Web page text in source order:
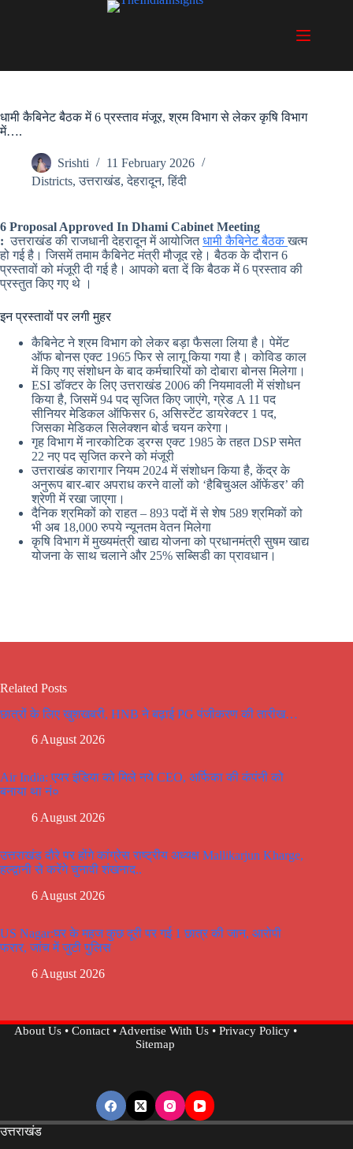
धामी कैबिनेट बैठक में 6 प्रस्ताव मंजूर, श्रम विभाग से लेकर कृषि विभाग
में….
Srishti
11 February 2026
Districts,उत्तराखंड,देहरादून,हिंदी
6 Proposal Approved In Dhami Cabinet Meeting
: उत्तराखंड की राजधानी देहरादून में आयोजितधामी कैबिनेट बैठकखत्म
हो गई है। जिसमें तमाम कैबिनेट मंत्री मौजूद रहे। बैठक के दौरान 6
प्रस्तावों को मंजूरी दी गई है। आपको बता दें कि बैठक में 6 प्रस्ताव की
प्रस्तुत किए गए थे ।
इन प्रस्तावों पर लगी मुहर
कैबिनेट ने श्रम विभाग को लेकर बड़ा फैसला लिया है। पेमेंट
ऑफ बोनस एक्ट 1965 फिर से लागू किया गया है। कोविड काल
में किए गए संशोधन के बाद कर्मचारियों को दोबारा बोनस मिलेगा।
ESI डॉक्टर के लिए उत्तराखंड 2006 की नियमावली में संशोधन
किया है, जिसमें 94 पद सृजित किए जाएंगे, ग्रेड A 11 पद
सीनियर मेडिकल ऑफिसर 6, असिस्टेंट डायरेक्टर 1 पद,
जिसका मेडिकल सिलेक्शन बोर्ड चयन करेगा।
गृह विभाग में नारकोटिक ड्रग्स एक्ट 1985 के तहत DSP समेत
22 नए पद सृजित करने को मंजूरी
उत्तराखंड कारागार नियम 2024 में संशोधन किया है, केंद्र के
अनुरूप बार-बार अपराध करने वालों को ‘हैबिचुअल ऑफेंडर’ की
श्रेणी में रखा जाएगा।
दैनिक श्रमिकों को राहत – 893 पदों में से शेष 589 श्रमिकों को
भी अब 18,000 रुपये न्यूनतम वेतन मिलेगा
कृषि विभाग में मुख्यमंत्री खाद्य योजना को प्रधानमंत्री सुषम खाद्य
योजना के साथ चलाने और 25% सब्सिडी का प्रावधान।
Related Posts
छात्रों के लिए खुशखबरी, HNB ने बढ़ाई PG पंजीकरण की तारीख…
6 August 2026
Air India: एयर इंडिया को मिले नये CEO, अर्फिका की कंपंनी को
बनाया था नं०
6 August 2026
उत्तराखंड दौरे पर होंगे कांग्रेस राष्ट्रीय अध्यक्ष Mallikarjun Kharge,
हल्द्वानी से करेंगे चुनावी शंखनाद..
6 August 2026
US Nagar:घर के महज कुछ दूरी पर गई 1 छात्र की जान, आरोपी
फरार, जांच में जुटी पुलिस
6 August 2026
About Us• Contact•Advertise With Us• Privacy Policy•
Sitemap
उत्तराखंड